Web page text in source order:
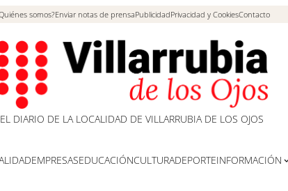
somos?Enviar notas de prensaPublicidadPrivacidad y CookiesContacto
EL DIARIO DE LA LOCALIDAD DE VILLARRUBIA DE LOS OJOS
EMPRESASEDUCACIÓNCULTURADEPORTEINFORMACIÓN